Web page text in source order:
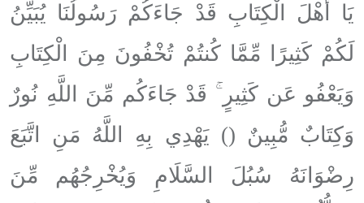
يَا أَهْلَ الْكِتَابِ قَدْ جَاءَكُمْ رَسُولُنَا يُبَيِّنُ
لَكُمْ كَثِيرًا مِّمَّا كُنتُمْ تُخْفُونَ مِنَ الْكِتَابِ
وَيَعْفُو عَن كَثِيرٍ ۚ قَدْ جَاءَكُم مِّنَ اللَّهِ نُورٌ
وَكِتَابٌ مُّبِينٌ () يَهْدِي بِهِ اللَّهُ مَنِ اتَّبَعَ
رِضْوَانَهُ سُبُلَ السَّلَامِ وَيُخْرِجُهُم مِّنَ